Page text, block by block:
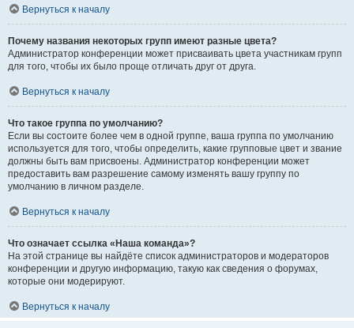
Вернуться к началу
Почему названия некоторых групп имеют разные цвета?
Администратор конференции может присваивать цвета участникам групп
для того, чтобы их было проще отличать друг от друга.
Вернуться к началу
Что такое группа по умолчанию?
Если вы состоите более чем в одной группе, ваша группа по умолчанию
используется для того, чтобы определить, какие групповые цвет и звание
должны быть вам присвоены. Администратор конференции может
предоставить вам разрешение самому изменять вашу группу по
умолчанию в личном разделе.
Вернуться к началу
Что означает ссылка «Наша команда»?
На этой странице вы найдёте список администраторов и модераторов
конференции и другую информацию, такую как сведения о форумах,
которые они модерируют.
Вернуться к началу